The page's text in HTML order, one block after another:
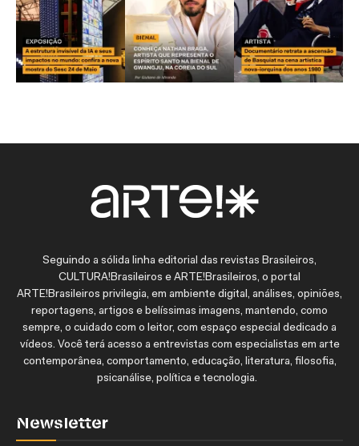
Seguindo a sólida linha editorial das revistas Brasileiros,
CULTURA!Brasileiros e ARTE!Brasileiros, o portal
ARTE!Brasileiros privilegia, em ambiente digital, análises, opiniões,
reportagens, artigos e belíssimas imagens, mantendo, como
sempre, o cuidado com o leitor, com espaço especial dedicado a
vídeos. Você terá acesso a entrevistas com especialistas em arte
contemporânea, comportamento, educação, literatura, filosofia,
psicanálise, política e tecnologia.
Newsletter